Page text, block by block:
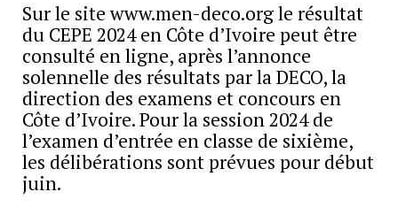
Sur le site www.men-deco.org le résultat
du CEPE 2024 en Côte d’Ivoire peut être
consulté en ligne, après l’annonce
solennelle des résultats par la DECO, la
direction des examens et concours en
Côte d’Ivoire. Pour la session 2024 de
l’examen d’entrée en classe de sixième,
les délibérations sont prévues pour début
juin.